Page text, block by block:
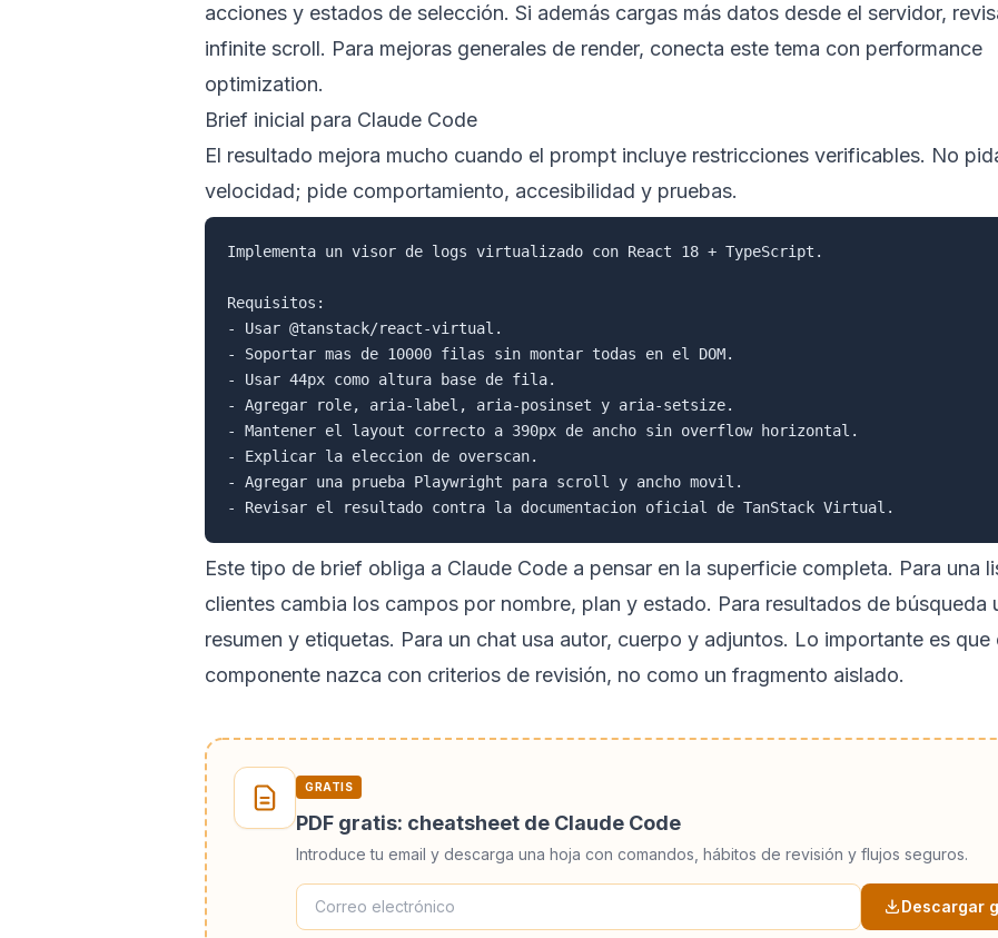
acciones y estados de selección. Si además cargas más datos desde el servidor,
infinite scroll. Para mejoras generales de render, conecta este tema con performance
optimization.
Brief inicial para Claude Code
El resultado mejora mucho cuando el prompt incluye restricciones verificables. No
velocidad; pide comportamiento, accesibilidad y pruebas.
Implementa un visor de logs virtualizado con React 18 + TypeScript.
Requisitos:
- Usar @tanstack/react-virtual.
- Soportar mas de 10000 filas sin montar todas en el DOM.
- Usar 44px como altura base de fila.
- Agregar role, aria-label, aria-posinset y aria-setsize.
- Mantener el layout correcto a 390px de ancho sin overflow horizontal.
- Explicar la eleccion de overscan.
- Agregar una prueba Playwright para scroll y ancho movil.
Este tipo de brief obliga a Claude Code a pensar en la superficie completa. Para una
clientes cambia los campos por nombre, plan y estado. Para resultados de búsqueda
resumen y etiquetas. Para un chat usa autor, cuerpo y adjuntos. Lo importante es que
componente nazca con criterios de revisión, no como un fragmento aislado.
GRATIS
PDF gratis: cheatsheet de Claude Code
Introduce tu email y descarga una hoja con comandos, hábitos de revisión y flujos seguros.
Descargar